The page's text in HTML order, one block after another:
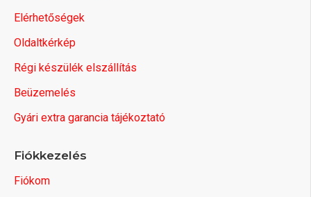
Elérhetőségek
Oldaltkérkép
Régi készülék elszállítás
Beüzemelés
Gyári extra garancia tájékoztató
Fiókkezelés
Fiókom